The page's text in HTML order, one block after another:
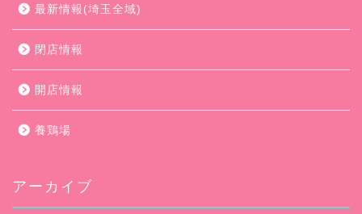
最新情報(埼玉全域)
閉店情報
開店情報
養鶏場
アーカイブ